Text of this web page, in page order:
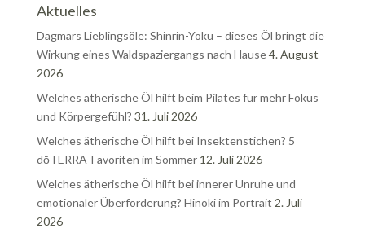
Aktuelles
Dagmars Lieblingsöle: Shinrin-Yoku – dieses Öl bringt die
Wirkung eines Waldspaziergangs nach Hause4. August
2026
Welches ätherische Öl hilft beim Pilates für mehr Fokus
und Körpergefühl? 31. Juli 2026
Welches ätherische Öl hilft bei Insektenstichen? 5
dōTERRA-Favoriten im Sommer 12. Juli 2026
Welches ätherische Öl hilft bei innerer Unruhe und
emotionaler Überforderung? Hinoki im Portrait 2. Juli
2026